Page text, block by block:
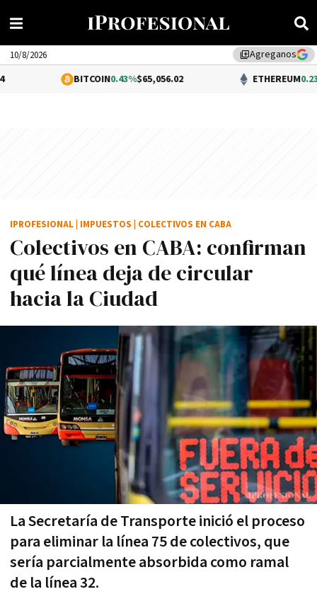
library_addAgreganos
10/8/2026
0.43%$65,056.02 ETHEREUM0.23%$1,917.96
Colectivos en CABA: confirman
qué línea deja de circular
hacia la Ciudad
La Secretaría de Transporte inició el proceso
para eliminar la línea 75 de colectivos, que
sería parcialmente absorbida como ramal
de la línea 32.
IPROFESIONAL IMPUESTOS COLECTIVOS EN CABA